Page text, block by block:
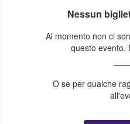
Nessun
Al momento non ci
questo evento.
O se per qualche